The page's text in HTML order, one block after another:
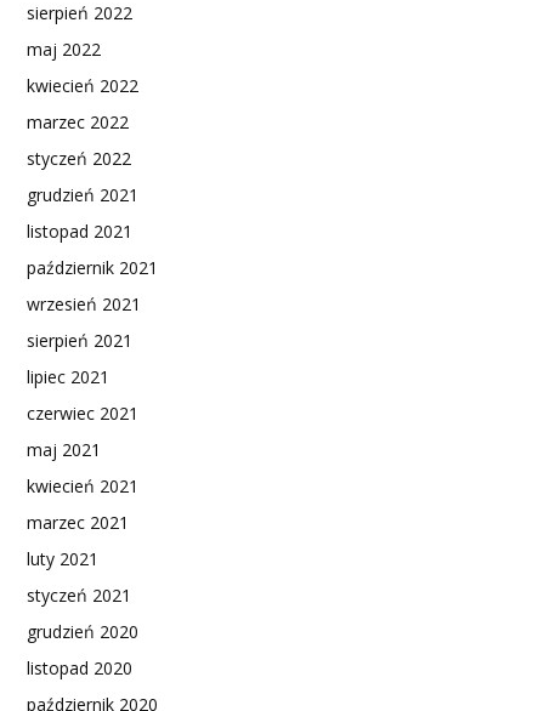
sierpień 2022
maj 2022
kwiecień 2022
marzec 2022
styczeń 2022
grudzień 2021
listopad 2021
październik 2021
wrzesień 2021
sierpień 2021
lipiec 2021
czerwiec 2021
maj 2021
kwiecień 2021
marzec 2021
luty 2021
styczeń 2021
grudzień 2020
listopad 2020
październik 2020